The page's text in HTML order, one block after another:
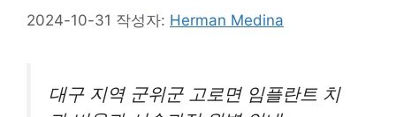
2024-10-31 작성자: Herman Medina
대구 지역 군위군 고로면 임플란트 치